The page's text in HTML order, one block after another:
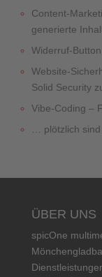
Content-
generierte
Widerruf-
Website-
Solid Security
Vibe-Coding –
… plötzlich
ÜBER UNS
spicOne